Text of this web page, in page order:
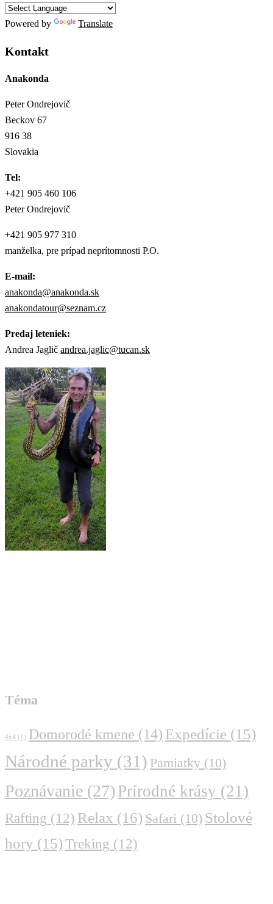
Powered by Translate
Kontakt
Anakonda
Peter Ondrejovič
Beckov 67
916 38
Slovakia
Tel:
+421 905 460 106
Peter Ondrejovič
+421 905 977 310
manželka, pre prípad neprítomnosti P.O.
E-mail:
anakonda@anakonda.sk
anakondatour@seznam.cz
Predaj leteniek:
Andrea Jaglič andrea.jaglic@tucan.sk
Téma
4x4 (1) Domorodé kmene (14) Expedície (15)
Národné parky (31) Pamiatky (10)
Poznávanie (27) Prírodné krásy (21)
Rafting (12) Relax (16) Safari (10) Stolové
hory (15)Treking (12)